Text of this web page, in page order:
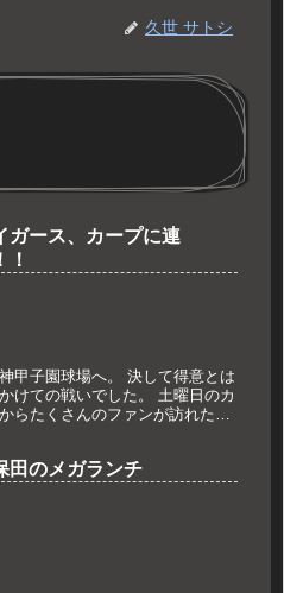
久世 サトシ
ガース、カープに連
！
甲子園球場へ。 決して得意とは
けての戦いでした。 土曜日のカ
らたくさんのファンが訪れた甲
田のメガランチ